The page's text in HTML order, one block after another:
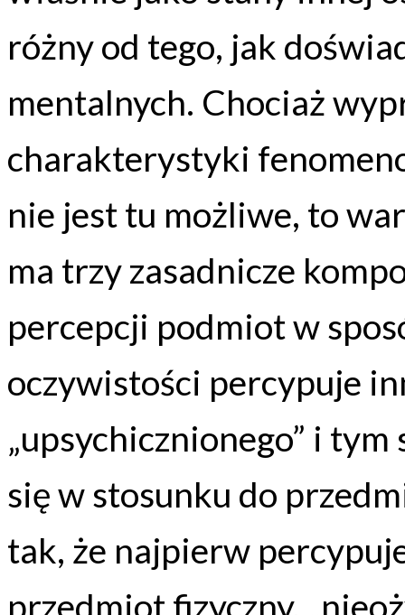
różny od tego, jak
mentalnych. Chociaż
charakterystyki
nie jest tu możliwe, to
ma trzy zasadnicze
percepcji podmiot w
oczywistości percypuje
„upsychicznionego” i
się w stosunku do
tak, że najpierw
przedmiot fizyczny,